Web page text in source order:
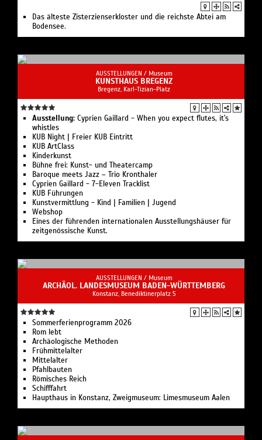
Das älteste Zisterzienserkloster und die reichste Abtei am
Bodensee.
AUSSTELLUNGEN / Museum
KUNSTHAUS BREGENZ
Bregenz, Karl-Tizian-Platz
Ausstellung: Cyprien Gaillard - When you expect flutes, it's
whistles
KUB Night | Freier KUB Eintritt
KUB ArtClass
Kinderkunst
Bühne frei: Kunst- und Theatercamp
Baroque meets Jazz – Trio Kronthaler
Cyprien Gaillard - 7-Eleven Tracklist
KUB Führungen
Kunstvermittlung - Kind | Familien | Jugend
Webshop
Eines der führenden internationalen Ausstellungshäuser für
zeitgenössische Kunst.
AUSSTELLUNGEN / Museum
ARCHÄOL. LANDESMUSEUM BADEN-WÜRTTEMBERG
Konstanz, Benediktinerplatz 5
Sommerferienprogramm 2026
Rom lebt
Archäologische Methoden
Frühmittelalter
Mittelalter
Pfahlbauten
Römisches Reich
Schifffahrt
Haupthaus in Konstanz, Zweigmuseum: Limesmuseum Aalen